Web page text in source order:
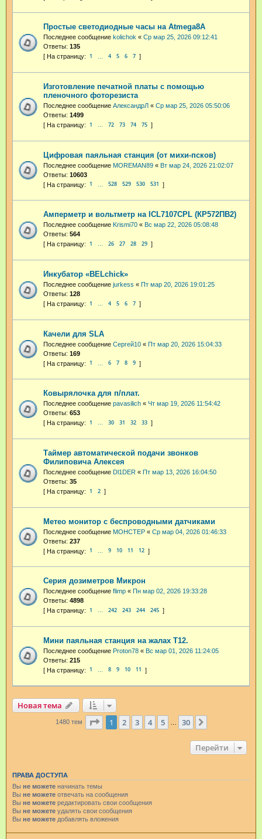
Простые светодиодные часы на Atmega8A
Последнее сообщение kolichok « Ср мар 25, 2026 09:12:41
Ответы: 135
1 4 5 6 7
Изготовление печатной платы с помощью
пленочного фоторезиста
Последнее сообщение АлександрЛ « Ср мар 25, 2026 05:50:06
Ответы: 1499
1 … 72 73 74 75
Цифровая паяльная станция (от михи-псков)
Последнее сообщение MOREMAN89 « Вт мар 24, 2026 21:02:07
Ответы: 10603
1 528 529 530 531
Амперметр и вольтметр на ICL7107CPL (КР572ПВ2)
Последнее сообщение Krismi70 « Вс мар 22, 2026 05:08:48
Ответы: 564
1 … 26 27 28 29
Инкубатор «BELchick»
Последнее сообщение jurkess « Пт мар 20, 2026 19:01:25
Ответы: 128
1 … 4 5 6 7
Качели для SLA
Последнее сообщение Cepгeй10 « Пт мар 20, 2026 15:04:33
Ответы: 169
1 6 7 8 9
Ковырялочка для п/плат.
Последнее сообщение pavasilich « Чт мар 19, 2026 11:54:42
Ответы: 653
1 … 30 31 32 33
Таймер автоматической подачи звонков
Филиповича Алексея
Последнее сообщение Dl1DER « Пт мар 13, 2026 16:04:50
Ответы: 35
1 2
Метео монитор с беспроводными датчиками
Последнее сообщение MOHCTEP « Ср мар 04, 2026 01:46:33
Ответы: 237
1 9 10 11 12
Серия дозиметров Микрон
Последнее сообщение flimp « Пн мар 02, 2026 19:33:28
Ответы: 4898
1 … 242 243 244 245
Мини паяльная станция на жалах T12.
Последнее сообщение Proton78 « Вс мар 01, 2026 11:24:05
Ответы: 215
1 8 9 10 11
Новая тема
1480 тем Страница из 30
1 2 3 4 5 … 30
Перейти
ПРАВА ДОСТУПА
Вы не можете начинать темы
Вы не можете отвечать на сообщения
Вы не можете редактировать свои сообщения
Вы не можете удалять свои сообщения
Вы не можете добавлять вложения